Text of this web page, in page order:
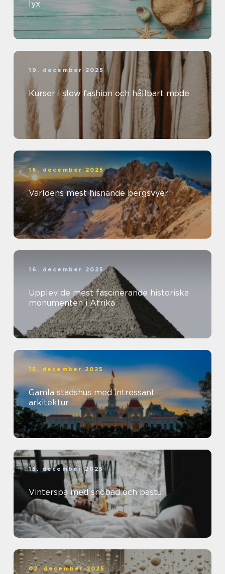
lyx
19. december 2025
Kurser i slow fashion och hållbart mode
16. december 2025
Världens mest hisnande bergsvyer
16. december 2025
Upplev de mest fascinerande historiska
monumenten i Afrika
15. december 2025
Gamla stadshus med intressant
arkitektur
15. december 2025
Vinterspa med snöbad och bastu
02. december 2025